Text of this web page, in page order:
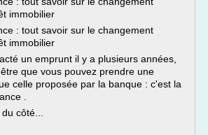
immobilier
: tout savoir sur le changement
immobilier
un emprunt il y a plusieurs années,
que vous pouvez prendre une
celle proposée par la banque : c'est la
.
côté...